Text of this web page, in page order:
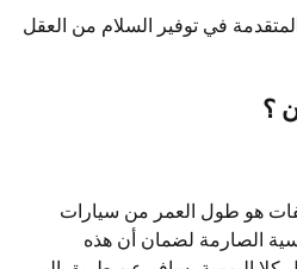
في توفير السلام من العقل
؟
هو طول العمر من سيارات
الصارمة لضمان أن هذه